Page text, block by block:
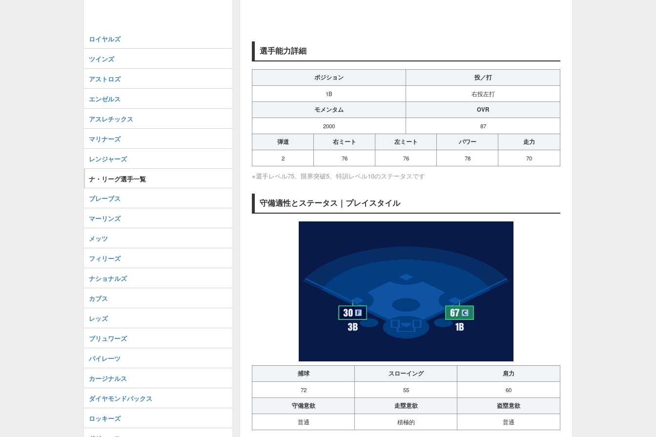
選手能力詳細
ポジション 投／打
1B 右投左打
モメンタム OVR
2000 87
弾道 右ミート 左ミート パワー 走力
2 76 76 78 70
※選手レベル75、限界突破5、特訓レベル10のステータスです
守備適性とステータス｜プレイスタイル
捕球 スローイング 肩力
72 55 60
守備意欲 走塁意欲 盗塁意欲
普通 積極的 普通
ロイヤルズ
ツインズ
アストロズ
エンゼルス
アスレチックス
マリナーズ
レンジャーズ
ナ・リーグ選手一覧
ブレーブス
マーリンズ
メッツ
フィリーズ
ナショナルズ
カブス
レッズ
ブリュワーズ
パイレーツ
カージナルス
ダイヤモンドバックス
ロッキーズ